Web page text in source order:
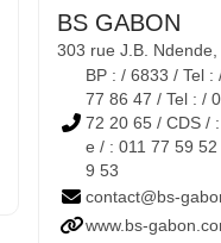
BS GABON
303 rue J.B.
BP : / 6833 / Tel :
77 86 47 / Tel : /
72 20 65 / CDS /
e / : 011 77 59
9 53
contact@bs-
www.bs-